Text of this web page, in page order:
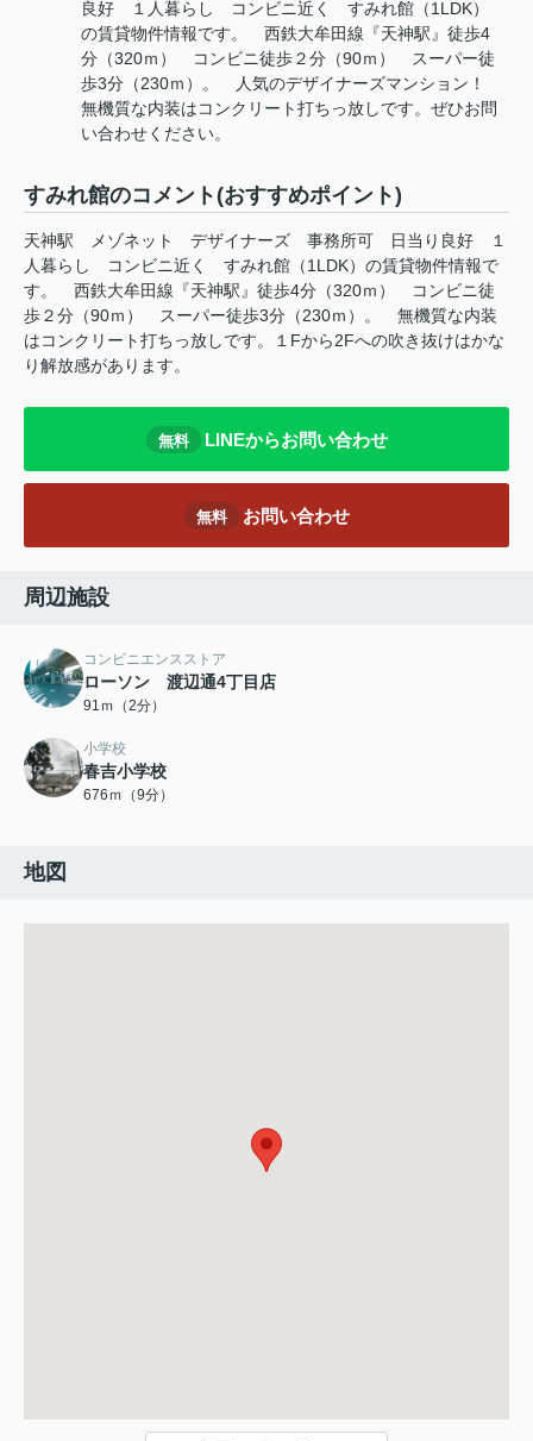
良好 １人暮らし コンビニ近く すみれ館（1LDK）
の賃貸物件情報です。 西鉄大牟田線『天神駅』徒歩4
分（320ｍ） コンビニ徒歩２分（90ｍ） スーパー徒
歩3分（230ｍ）。 人気のデザイナーズマンション！
無機質な内装はコンクリート打ちっ放しです。ぜひお問
い合わせください。
すみれ館のコメント(おすすめポイント)
天神駅 メゾネット デザイナーズ 事務所可 日当り良好 １
人暮らし コンビニ近く すみれ館（1LDK）の賃貸物件情報で
す。 西鉄大牟田線『天神駅』徒歩4分（320ｍ） コンビニ徒
歩２分（90ｍ） スーパー徒歩3分（230ｍ）。 無機質な内装
はコンクリート打ちっ放しです。１Fから2Fへの吹き抜けはかな
り解放感があります。
無料 LINEからお問い合わせ
無料 お問い合わせ
周辺施設
コンビニエンスストア
ローソン 渡辺通4丁目店
91ｍ（2分）
小学校
春吉小学校
676ｍ（9分）
地図